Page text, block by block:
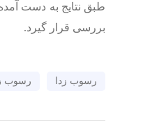
بررسی قرار گیرد.
رسوب زدا رسوب